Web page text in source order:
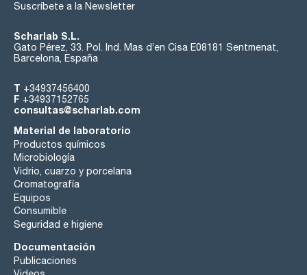
Suscríbete a la Newsletter
Scharlab S.L.
Gato Pérez, 33. Pol. Ind. Mas d’en Cisa E08181 Sentmenat,
Barcelona, España
T +34937456400
F +34937152765
consultas@scharlab.com
Material de laboratorio
Productos químicos
Microbiología
Vidrio, cuarzo y porcelana
Cromatografía
Equipos
Consumible
Seguridad e higiene
Documentación
Publicaciones